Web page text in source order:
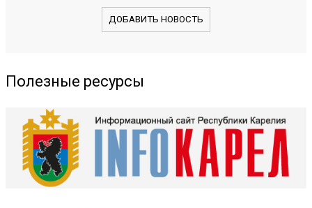
ДОБАВИТЬ НОВОСТЬ
Полезные ресурсы